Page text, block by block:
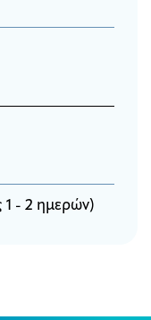
1 - 2 ημερών)